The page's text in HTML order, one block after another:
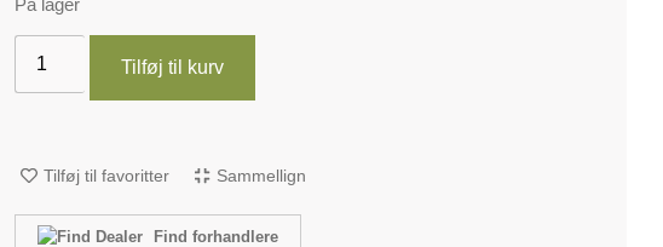
På lager
Tilføj til kurv
Tilføj til favoritter Sammellign
Find forhandlere